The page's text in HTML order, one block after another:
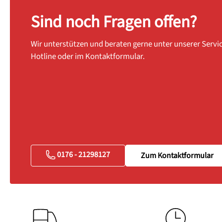
Sind noch Fragen offen?
Wir unterstützen und beraten gerne unter unserer
Hotline oder im Kontaktformular.
0176 - 21298127 Zum Kontaktformular